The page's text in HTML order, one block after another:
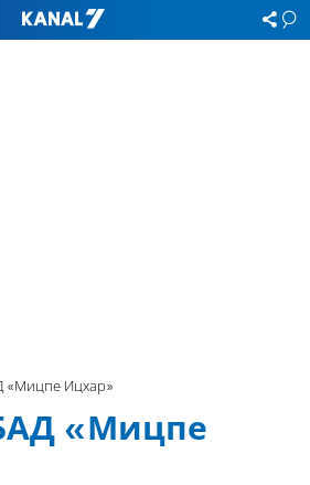
«Мицпе Ицхар»
«Мицпе